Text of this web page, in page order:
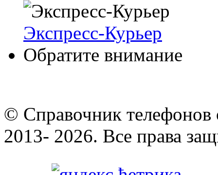
Экспресс-Курьер
Обратите внимание
© Cправочник телефонов
2013- 2026. Все права